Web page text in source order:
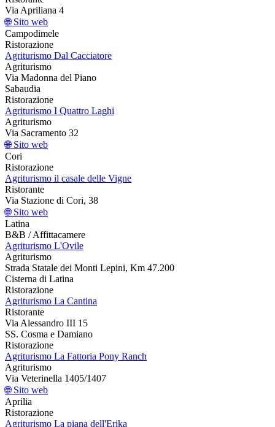
Via Apriliana 4
🌐 Sito web
Campodimele
Ristorazione
Agriturismo Dal Cacciatore
Agriturismo
Via Madonna del Piano
Sabaudia
Ristorazione
Agriturismo I Quattro Laghi
Agriturismo
Via Sacramento 32
🌐 Sito web
Cori
Ristorazione
Agriturismo il casale delle Vigne
Ristorante
Via Stazione di Cori, 38
🌐 Sito web
Latina
B&B / Affittacamere
Agriturismo L'Ovile
Agriturismo
Strada Statale dei Monti Lepini, Km 47.200
Cisterna di Latina
Ristorazione
Agriturismo La Cantina
Ristorante
Via Alessandro III 15
SS. Cosma e Damiano
Ristorazione
Agriturismo La Fattoria Pony Ranch
Agriturismo
Via Veterinella 1405/1407
🌐 Sito web
Aprilia
Ristorazione
Agriturismo La piana dell'Erika